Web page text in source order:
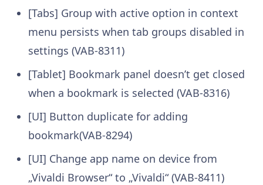
[Tabs] Group with active option in context
menu persists when tab groups disabled in
settings (VAB-8311)
[Tablet] Bookmark panel doesn’t get closed
when a bookmark is selected (VAB-8316)
[UI] Button duplicate for adding
bookmark(VAB-8294)
[UI] Change app name on device from
„Vivaldi Browser“ to „Vivaldi“ (VAB-8411)